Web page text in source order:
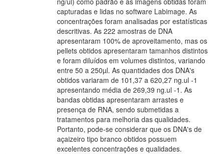
capturadas e lidas no software Labimage. As
concentrações foram analisadas por estatísticas
descritivas. As 222 amostras de DNA
apresentaram 100% de aproveitamento, mas os
pellets obtidos apresentaram tamanhos distintos
e foram diluídos em volumes distintos, variando
entre 50 a 250µl. As quantidades dos DNA's
obtidos variaram de 101,37 a 620,27 ng.ul -1
apresentando média de 269,39 ng.ul -1. As
bandas obtidas apresentaram arrastes e
presença de RNA, sendo submetidas a
tratamentos para melhoria das qualidades.
Portanto, pode-se considerar que os DNA's de
açaizeiro tipo branco obtidos possuem
excelentes concentrações e qualidades.